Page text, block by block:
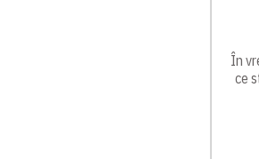
În
ce